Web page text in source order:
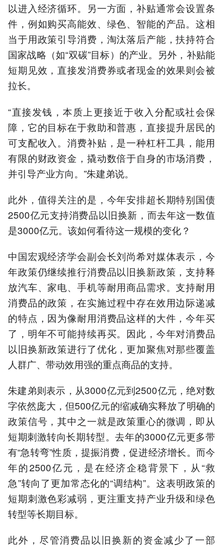
以进入经济循环。另一方面，补贴通常会设置条
件，例如购买高能效、绿色、智能的产品。这相
当于用政策引导消费，淘汰落后产能，扶持符合
国家战略（如“双碳”目标）的产业。另外，补贴能
短期见效，直接发消费券或者现金的效果则会被
拉长。
“直接发钱，本质上更接近于收入分配或社会保
障，它的目标在于救助和普惠，直接提升居民的
可支配收入。消费补贴，是一种杠杆工具，能用
有限的财政资金，撬动数倍于自身的市场消费，
并引导产业方向。”朱建弟说。
此外，值得关注的是，今年安排超长期特别国债
2500亿元支持消费品以旧换新，而去年这一数值
是3000亿元。该如何看待这一规模的变化？
中国宏观经济学会副会长刘尚希对媒体表示，今
年政策仍继续推行消费品以旧换新政策，支持释
放汽车、家电、手机等耐用商品需求。支持耐用
消费品的政策，在实施过程中存在效用边际递减
的特点，因为像耐用消费品这样的大件，今年买
了，明年不可能持续再买。因此，今年对消费品
以旧换新政策进行了优化，更加聚焦对那些覆盖
人群广、带动效用强的重点商品的支持。
朱建弟则表示，从3000亿元到2500亿元，绝对数
字依然庞大，但500亿元的缩减确实释放了明确的
政策信号，其中之一就是政策重心的微调，即从
短期刺激转向长期转型。去年的3000亿元更多带
有“急转弯”性质，提振消费，促进经济增长。而今
年的2500亿元，是在经济企稳背景下，从“救
急”转向了更加常态化的“调结构”。这表明政策的
短期刺激色彩减弱，更注重支持产业升级和绿色
转型等长期目标。
此外，尽管消费品以旧换新的资金减少了一部